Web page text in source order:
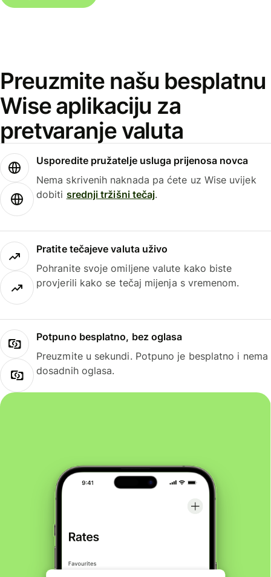
Preuzmite našu besplatnu
Wise aplikaciju za
pretvaranje valuta
Usporedite pružatelje usluga prijenosa novca
Nema skrivenih naknada pa ćete uz Wise uvijek
dobiti srednji tržišni tečaj.
Pratite tečajeve valuta uživo
Pohranite svoje omiljene valute kako biste
provjerili kako se tečaj mijenja s vremenom.
Potpuno besplatno, bez oglasa
Preuzmite u sekundi. Potpuno je besplatno i nema
dosadnih oglasa.